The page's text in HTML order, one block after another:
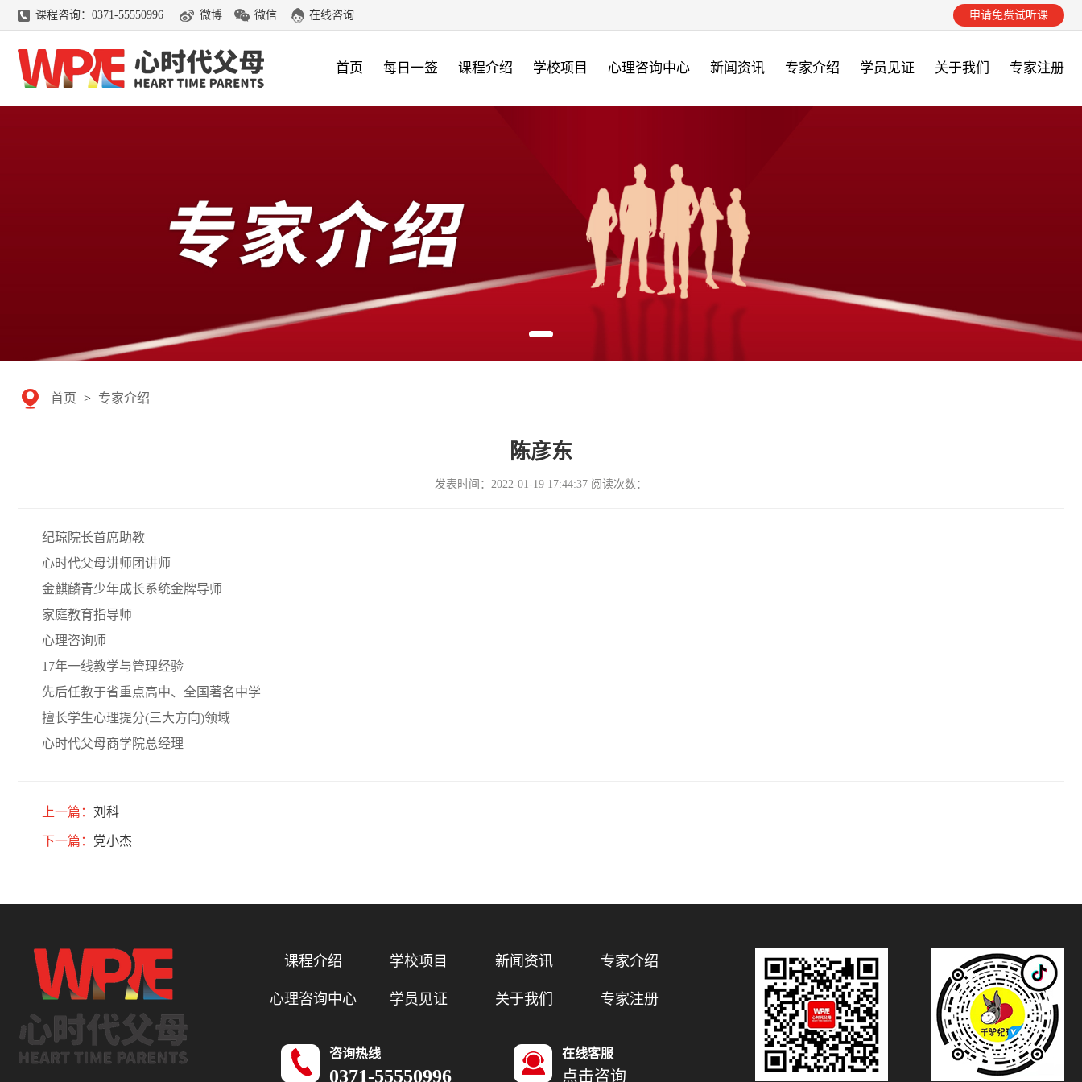
课程咨询：0371-55550996 微博 微信 在线咨询 申请免费试听课
首页 每日一签 课程介绍 学校项目 心理咨询中心 新闻资讯 专家介绍 学员见证 关于我们 专家注册
首页 > 专家介绍
陈彦东
发表时间：2022-01-19 17:44:37 阅读次数：
纪琼院长首席助教
心时代父母讲师团讲师
金麒麟青少年成长系统金牌导师
家庭教育指导师
心理咨询师
17年一线教学与管理经验
先后任教于省重点高中、全国著名中学
擅长学生心理提分(三大方向)领域
心时代父母商学院总经理
上一篇： 刘科
下一篇： 党小杰
课程介绍 学校项目 新闻资讯 专家介绍
心理咨询中心 学员见证 关于我们 专家注册
咨询热线
0371-55550996
在线客服
点击咨询